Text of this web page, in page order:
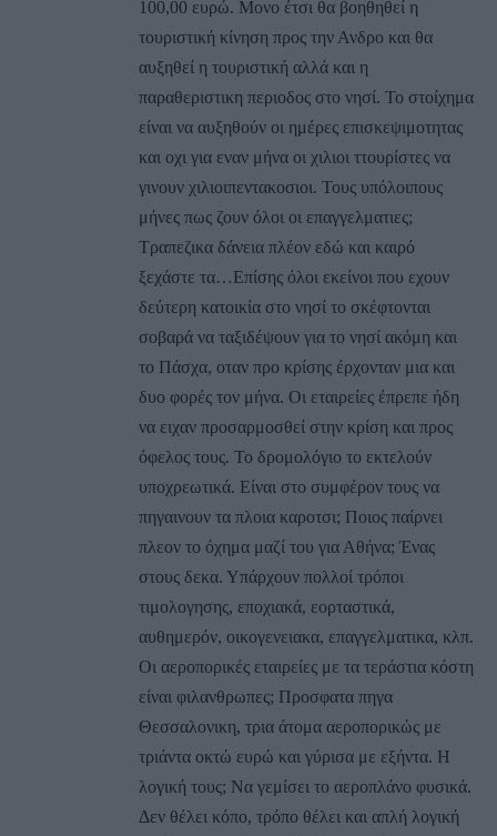
100,00 ευρώ. Μονο έτσι θα βοηθηθεί η
τουριστική κίνηση προς την Ανδρο και θα
αυξηθεί η τουριστική αλλά και η
παραθεριστικη περιοδος στο νησί. Το στοίχημα
είναι να αυξηθούν οι ημέρες επισκεψιμοτητας
και οχι για εναν μήνα οι χιλιοι ττουρίστες να
γινουν χιλιοιπεντακοσιοι. Τους υπόλοιπους
μήνες πως ζουν όλοι οι επαγγελματιες;
Τραπεζικα δάνεια πλέον εδώ και καιρό
ξεχάστε τα…Επίσης όλοι εκείνοι που εχουν
δεύτερη κατοικία στο νησί το σκέφτονται
σοβαρά να ταξιδέψουν για το νησί ακόμη και
το Πάσχα, οταν προ κρίσης έρχονταν μια και
δυο φορές τον μήνα. Οι εταιρείες έπρεπε ήδη
να ειχαν προσαρμοσθεί στην κρίση και προς
όφελος τους. Το δρομολόγιο το εκτελούν
υποχρεωτικά. Είναι στο συμφέρον τους να
πηγαινουν τα πλοια καροτσι; Ποιος παίρνει
πλεον το όχημα μαζί του για Αθήνα; Ένας
στους δεκα. Υπάρχουν πολλοί τρόποι
τιμολογησης, εποχιακά, εορταστικά,
αυθημερόν, οικογενειακα, επαγγελματικα, κλπ.
Οι αεροπορικές εταιρείες με τα τεράστια κόστη
είναι φιλανθρωπες; Προσφατα πηγα
Θεσσαλονικη, τρια άτομα αεροπορικώς με
τριάντα οκτώ ευρώ και γύρισα με εξήντα. Η
λογική τους; Να γεμίσει το αεροπλάνο φυσικά.
Δεν θέλει κόπο, τρόπο θέλει και απλή λογική